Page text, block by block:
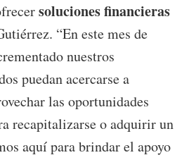
soluciones financieras
“En este mes de
nuestros
puedan acercarse a
las oportunidades
recapitalizarse o adquirir un
aquí para brindar el apoyo